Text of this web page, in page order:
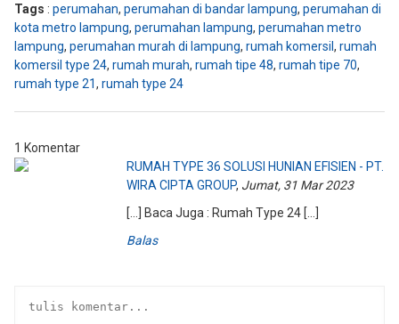
Tags : perumahan, perumahan di bandar lampung, perumahan di
kota metro lampung, perumahan lampung, perumahan metro
lampung, perumahan murah di lampung, rumah komersil , rumah
komersil type 24, rumah murah, rumah tipe 48, rumah tipe 70,
rumah type 21, rumah type 24
1 Komentar
RUMAH TYPE 36 SOLUSI HUNIAN EFISIEN - PT.
WIRA CIPTA GROUP, Jumat, 31 Mar 2023
[…] Baca Juga : Rumah Type 24 […]
Balas